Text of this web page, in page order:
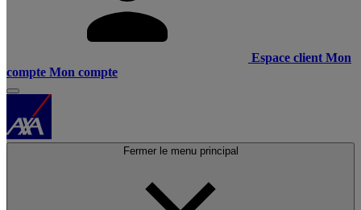
Espace client Mon
compte Mon compte
Fermer le menu principal